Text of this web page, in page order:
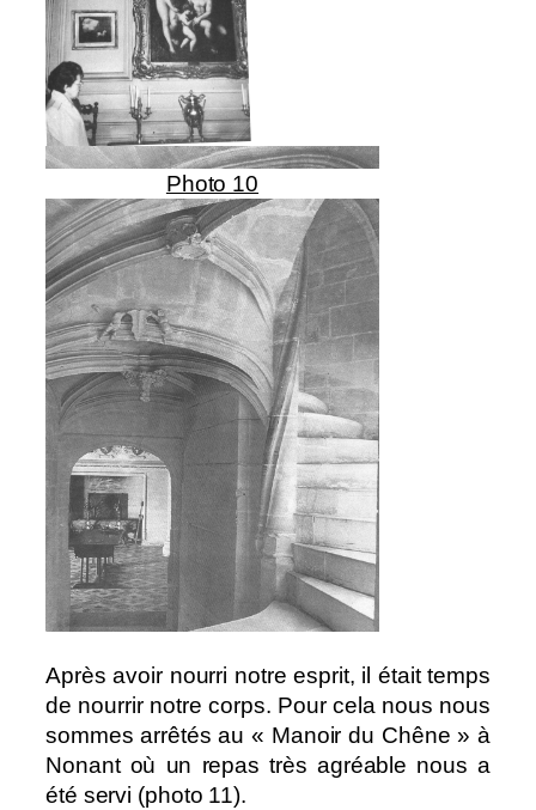
Photo 10
Après avoir nourri notre esprit, il était temps
de nourrir notre corps. Pour cela nous nous
sommes arrêtés au « Manoir du Chêne » à
Nonant où un repas très agréable nous a
été servi (photo 11).